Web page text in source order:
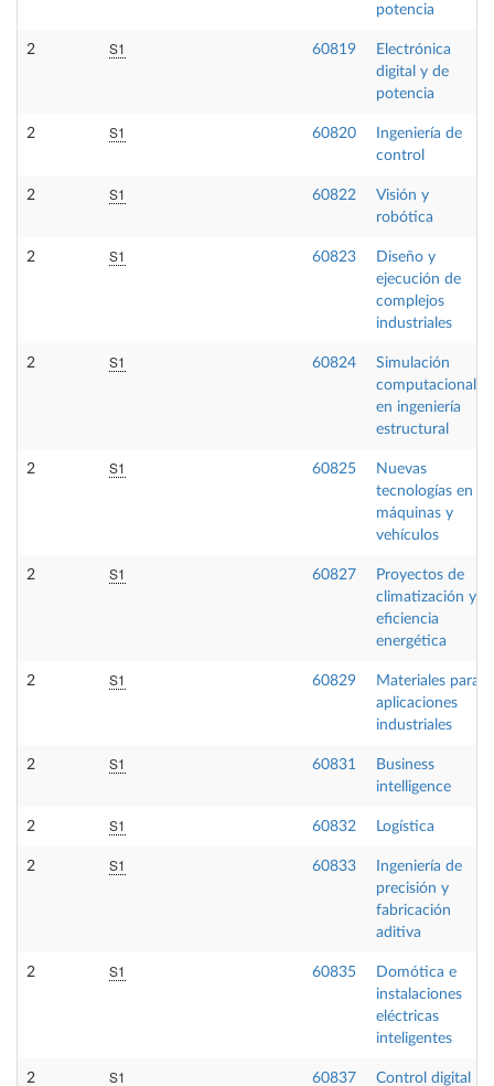
potencia
2 S1 60819
Electrónica
digital y de
potencia
2 S1 60820
Ingeniería de
control
2 S1 60822
Visión y
robótica
2 S1 60823
Diseño y
ejecución de
complejos
industriales
2 S1 60824
Simulación
computacional
en ingeniería
estructural
2 S1 60825
Nuevas
tecnologías en
máquinas y
vehículos
2 S1 60827
Proyectos de
climatización y
eficiencia
energética
2 S1 60829
Materiales para
aplicaciones
industriales
2 S1 60831
Business
intelligence
2 S1 60832 Logística
2 S1 60833
Ingeniería de
precisión y
fabricación
aditiva
2 S1 60835
Domótica e
instalaciones
eléctricas
inteligentes
2 S1 60837
Control digital